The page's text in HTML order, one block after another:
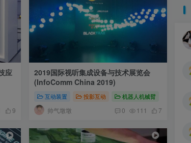
应
9
2019国际视听集成设备与技术展览会
(InfoComm China 2019)
互动装置 投影互动 机器人机械臂
帅气墩墩 0 111 7